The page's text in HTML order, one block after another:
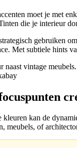
moet je met
die je interieur
gebruiken
Met subtiele hints
kleuren kan de
meubels, of